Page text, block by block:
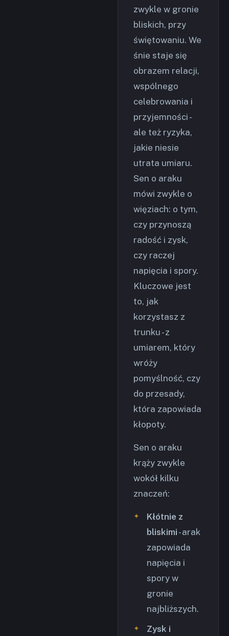
zwykle w gronie
bliskich, przy
świętowaniu. We
śnie staje się
obrazem relacji,
wspólnego
celebrowania i
przyjemności -
ale też ryzyka,
jakie niesie
utrata umiaru.
Sen o araku
mówi zwykle o
więziach: o tym,
czy przynoszą
radość i zysk,
czy raczej
napięcia i spory.
Kluczowe jest
to, jak
korzystasz z
trunku - z
umiarem, który
wróży
pomyślność, czy
do przesady,
która zapowiada
kłopoty.
Sen o araku
krąży zwykle
wokół kilku
znaczeń:
Kłótnie z
bliskimi - arak
zapowiada
napięcia i
spory w
gronie
najbliższych.
Zysk i